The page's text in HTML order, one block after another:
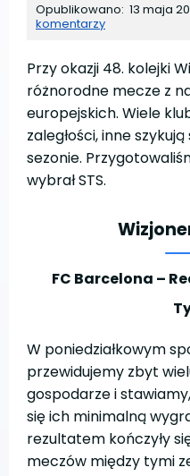
Opublikowano: 13 maja
komentarzy
Przy okazji 48. kolejki
różnorodne mecze z
europejskich. Wiele
zaległości, inne
sezonie.
wybrał STS.
FC Barcelona –
W poniedziałkowym
przewidujemy zbyt
gospodarze i
się ich minimalną
rezultatem kończyły
meczów między tymi